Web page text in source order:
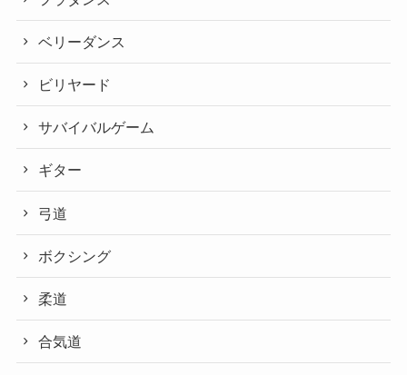
ベリーダンス
ビリヤード
サバイバルゲーム
ギター
弓道
ボクシング
柔道
合気道